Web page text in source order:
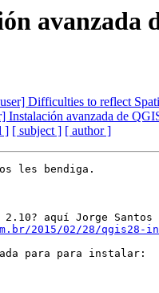
avanzada
Difficulties to reflect
Instalación avanzada de
] [ subject ] [ author ]
les bendiga.
2015/02/28/qgis28-
para para instalar: